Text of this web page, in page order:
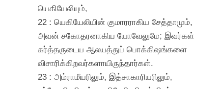
யெகியேலியும்,
22 : யெகியேலியின் குமாரராகிய சேத்தாமும்,
அவன் சகோதரனாகிய யோவேலுமே; இவர்கள்
கர்த்தருடைய ஆலயத்துப் பொக்கிஷங்களை
விசாரிக்கிறவர்களாயிருந்தார்கள்.
23 : அம்ராமீயரிலும், இத்சாகாரியரிலும்,